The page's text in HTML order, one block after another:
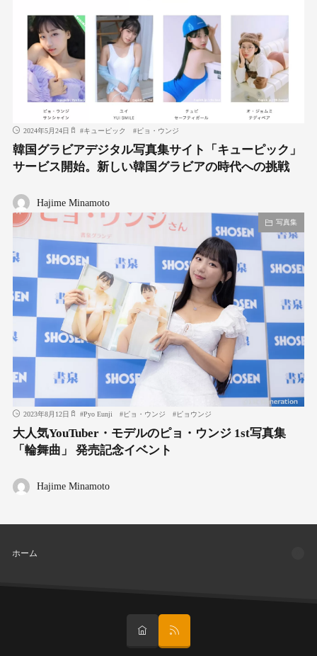
2024年5月24日 #キューピック #ピョ・ウンジ
韓国グラビアデジタル写真集サイト「キューピック」
サービス開始。新しい韓国グラビアの時代への挑戦
Hajime Minamoto
写真集
2023年8月12日 #Pyo Eunji #ピョ・ウンジ #ピョウンジ
大人気YouTuber・モデルのピョ・ウンジ 1st写真集
「輪舞曲」 発売記念イベント
Hajime Minamoto
ホーム